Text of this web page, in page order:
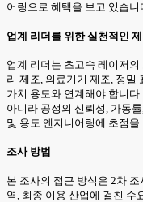
어링으로 혜택을 보고 있습니
업계 리더를 위한 실천적인
업계 리더는 초고속 레이저
리 제조, 의료기기 제조, 정밀
가치 용도와 연계해야 합니
아니라 공정의 신뢰성, 가동
및 용도 엔지니어링에 초점을
조사 방법
본 조사의 접근 방식은 2차
역, 최종 이용 산업에 걸친 수